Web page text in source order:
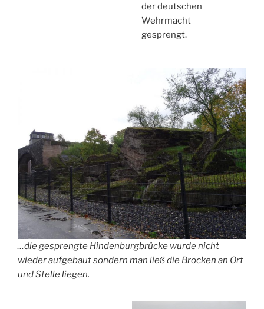
der deutschen
Wehrmacht
gesprengt.
…die gesprengte Hindenburgbrücke wurde nicht
wieder aufgebaut sondern man ließ die Brocken an Ort
und Stelle liegen.